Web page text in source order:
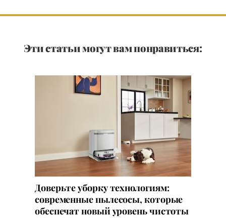
Эти статьи могут вам понравиться:
Доверьте уборку технологиям:
современные пылесосы, которые
обеспечат новый уровень чистоты